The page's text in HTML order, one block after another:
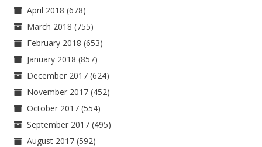
April 2018 (678)
March 2018 (755)
February 2018 (653)
January 2018 (857)
December 2017 (624)
November 2017 (452)
October 2017 (554)
September 2017 (495)
August 2017 (592)